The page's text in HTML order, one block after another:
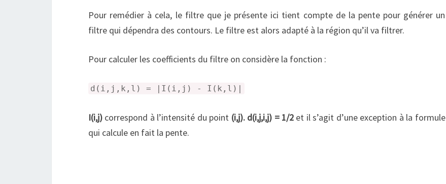
Pour remédier à cela, le filtre que je présente ici tient compte de la pente pour générer un
filtre qui dépendra des contours. Le filtre est alors adapté à la région qu’il va filtrer.
Pour calculer les coefficients du filtre on considère la fonction :
d(i,j,k,l) = |I(i,j) - I(k,l)|
I(i,j) correspond à l’intensité du point (i,j). d(i,j,i,j) = 1/2et il s’agit d’une exception à la formule
qui calcule en fait la pente.